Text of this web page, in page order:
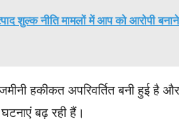
शुल्क नीति मामलों में आप को आरोपी
जमीनी हकीकत अपरिवर्तित बनी हुई
बढ़ रही हैं।